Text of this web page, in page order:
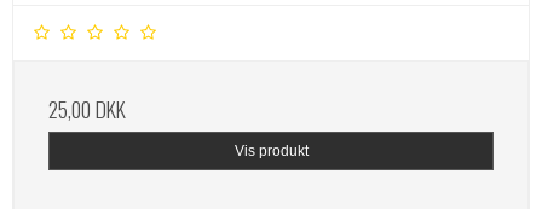
25,00 DKK
Vis produkt